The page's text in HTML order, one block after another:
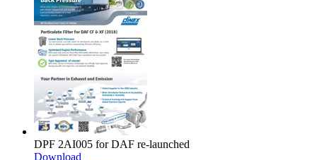
DPF 2AI005 for DAF re-launched
Download